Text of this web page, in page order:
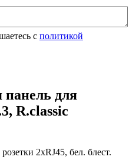
с политикой
для
R.classic
2хRJ45, бел. блест.